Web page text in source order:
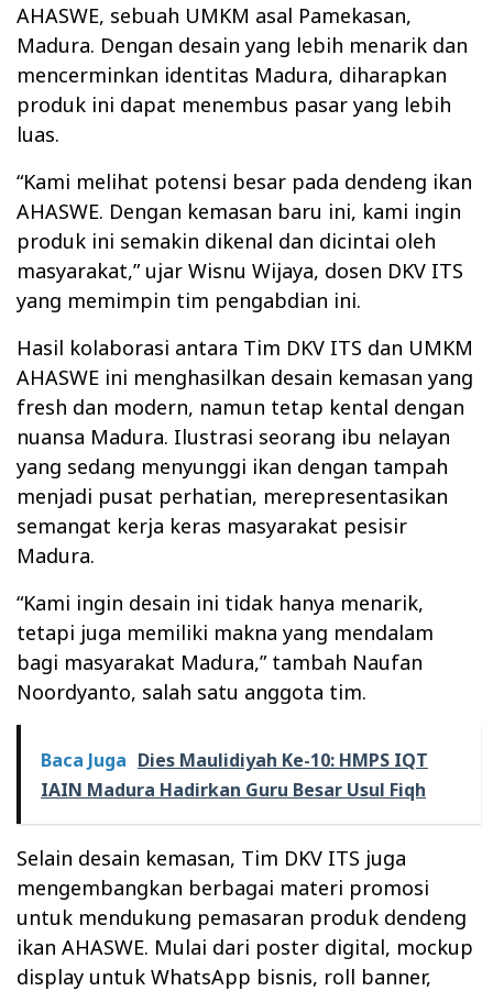
AHASWE, sebuah UMKM asal Pamekasan,
Madura. Dengan desain yang lebih menarik dan
mencerminkan identitas Madura, diharapkan
produk ini dapat menembus pasar yang lebih
luas.
“Kami melihat potensi besar pada dendeng ikan
AHASWE. Dengan kemasan baru ini, kami ingin
produk ini semakin dikenal dan dicintai oleh
masyarakat,” ujar Wisnu Wijaya, dosen DKV ITS
yang memimpin tim pengabdian ini.
Hasil kolaborasi antara Tim DKV ITS dan UMKM
AHASWE ini menghasilkan desain kemasan yang
fresh dan modern, namun tetap kental dengan
nuansa Madura. Ilustrasi seorang ibu nelayan
yang sedang menyunggi ikan dengan tampah
menjadi pusat perhatian, merepresentasikan
semangat kerja keras masyarakat pesisir
Madura.
“Kami ingin desain ini tidak hanya menarik,
tetapi juga memiliki makna yang mendalam
bagi masyarakat Madura,” tambah Naufan
Noordyanto, salah satu anggota tim.
Baca Juga Dies Maulidiyah Ke-10: HMPS IQT
IAIN Madura Hadirkan Guru Besar Usul Fiqh
Selain desain kemasan, Tim DKV ITS juga
mengembangkan berbagai materi promosi
untuk mendukung pemasaran produk dendeng
ikan AHASWE. Mulai dari poster digital, mockup
display untuk WhatsApp bisnis, roll banner,